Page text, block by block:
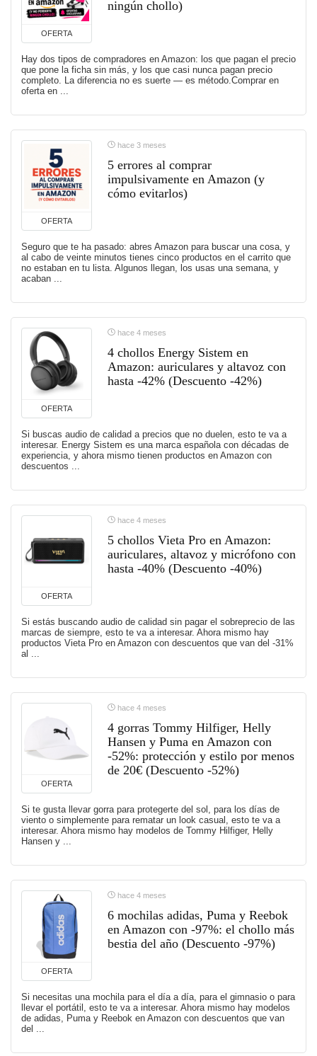
OFERTA
ningún chollo)
Hay dos tipos de compradores en Amazon: los que pagan el precio
que pone la ficha sin más, y los que casi nunca pagan precio
completo. La diferencia no es suerte — es método.Comprar en
oferta en ...
OFERTA
hace 3 meses
5 errores al comprar
impulsivamente en Amazon (y
cómo evitarlos)
Seguro que te ha pasado: abres Amazon para buscar una cosa, y
al cabo de veinte minutos tienes cinco productos en el carrito que
no estaban en tu lista. Algunos llegan, los usas una semana, y
acaban ...
OFERTA
hace 4 meses
4 chollos Energy Sistem en
Amazon: auriculares y altavoz con
hasta -42% (Descuento -42%)
Si buscas audio de calidad a precios que no duelen, esto te va a
interesar. Energy Sistem es una marca española con décadas de
experiencia, y ahora mismo tienen productos en Amazon con
descuentos ...
OFERTA
hace 4 meses
5 chollos Vieta Pro en Amazon:
auriculares, altavoz y micrófono con
hasta -40% (Descuento -40%)
Si estás buscando audio de calidad sin pagar el sobreprecio de las
marcas de siempre, esto te va a interesar. Ahora mismo hay
productos Vieta Pro en Amazon con descuentos que van del -31%
al ...
OFERTA
hace 4 meses
4 gorras Tommy Hilfiger, Helly
Hansen y Puma en Amazon con
-52%: protección y estilo por menos
de 20€ (Descuento -52%)
Si te gusta llevar gorra para protegerte del sol, para los días de
viento o simplemente para rematar un look casual, esto te va a
interesar. Ahora mismo hay modelos de Tommy Hilfiger, Helly
Hansen y ...
OFERTA
hace 4 meses
6 mochilas adidas, Puma y Reebok
en Amazon con -97%: el chollo más
bestia del año (Descuento -97%)
Si necesitas una mochila para el día a día, para el gimnasio o para
llevar el portátil, esto te va a interesar. Ahora mismo hay modelos
de adidas, Puma y Reebok en Amazon con descuentos que van
del ...